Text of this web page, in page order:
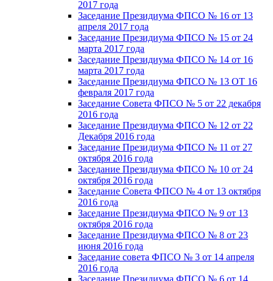
2017 года
Заседание Президиума ФПСО № 16 от 13
апреля 2017 года
Заседание Президиума ФПСО № 15 от 24
марта 2017 года
Заседание Президиума ФПСО № 14 от 16
марта 2017 года
Заседание Президиума ФПСО № 13 ОТ 16
февраля 2017 года
Заседание Совета ФПСО № 5 от 22 декабря
2016 года
Заседание Президиума ФПСО № 12 от 22
Декабря 2016 года
Заседание Президиума ФПСО № 11 от 27
октября 2016 года
Заседание Президиума ФПСО № 10 от 24
октября 2016 года
Заседание Совета ФПСО № 4 от 13 октября
2016 года
Заседание Президиума ФПСО № 9 от 13
октября 2016 года
Заседание Президиума ФПСО № 8 от 23
июня 2016 года
Заседание совета ФПСО № 3 от 14 апреля
2016 года
Заседание Президиума ФПСО № 6 от 14